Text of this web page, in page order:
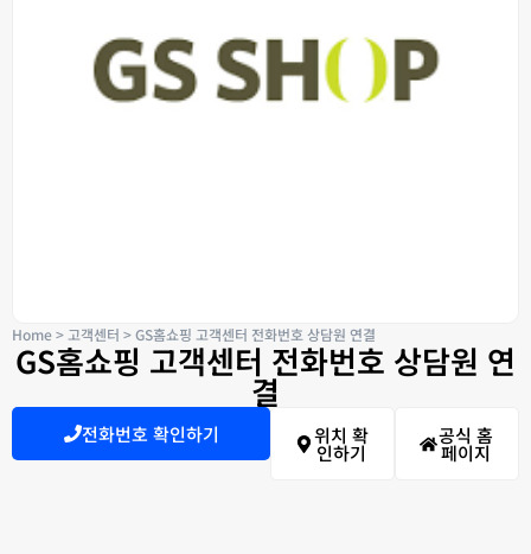
Home>고객센터 >GS홈쇼핑 고객센터 전화번호 상담원 연결
GS홈쇼핑 고객센터 전화번호 상담원 연
결
전화번호 확인하기 위치 확
인하기
공식 홈
페이지